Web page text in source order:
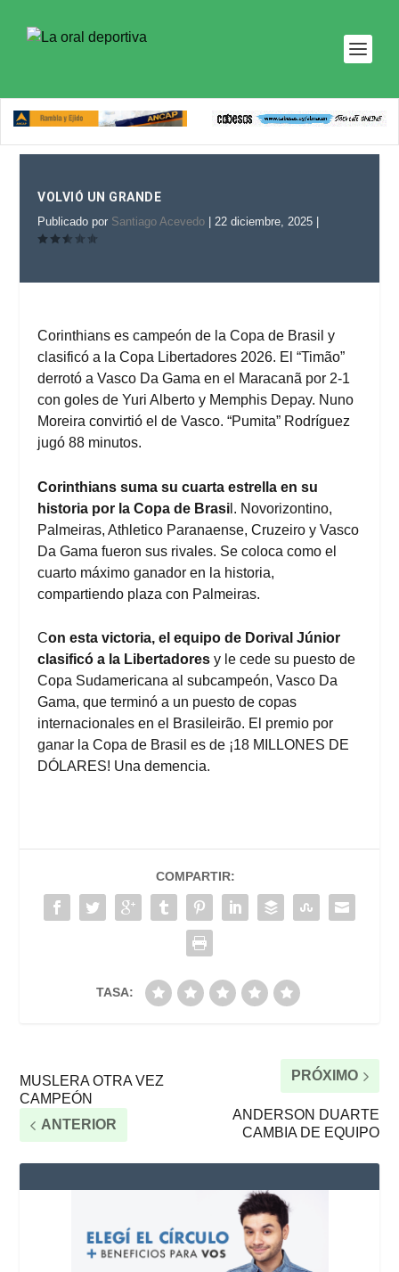
VOLVIÓ UN GRANDE
Publicado por Santiago Acevedo |22 diciembre, 2025
Corinthians es campeón de la Copa de Brasil y
clasificó a la Copa Libertadores 2026. El “Timão”
derrotó a Vasco Da Gama en el Maracanã por 2-1
con goles de Yuri Alberto y Memphis Depay. Nuno
Moreira convirtió el de Vasco. “Pumita” Rodríguez
jugó 88 minutos.
Corinthians suma su cuarta estrella en su
historia por la Copa de Brasi l. Novorizontino,
Palmeiras, Athletico Paranaense, Cruzeiro y Vasco
Da Gama fueron sus rivales. Se coloca como el
cuarto máximo ganador en la historia,
compartiendo plaza con Palmeiras.
Con esta victoria, el equipo de Dorival Júnior
clasificó a la Libertadoresy le cede su puesto de
Copa Sudamericana al subcampeón, Vasco Da
Gama, que terminó a un puesto de copas
internacionales en el Brasileirão. El premio por
ganar la Copa de Brasil es de ¡18 MILLONES DE
DÓLARES! Una demencia.
COMPARTIR:
TASA:
MUSLERA OTRA VEZ
CAMPEÓN
ANTERIOR
PRÓXIMO
ANDERSON DUARTE
CAMBIA DE EQUIPO